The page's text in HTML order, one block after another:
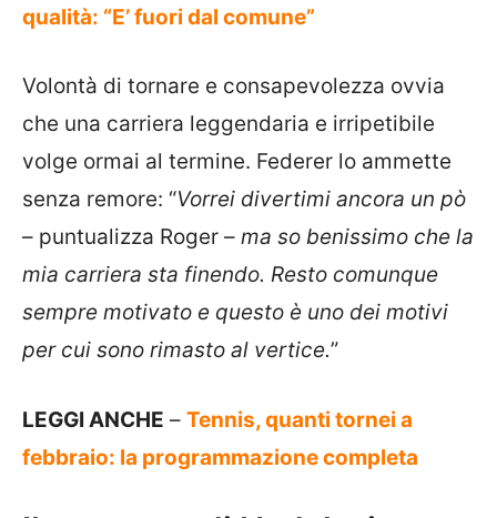
qualità: “E’ fuori dal comune”
Volontà di tornare e consapevolezza ovvia
che una carriera leggendaria e irripetibile
volge ormai al termine. Federer lo ammette
senza remore: “Vorrei divertimi ancora un pò
– puntualizza Roger – ma so benissimo che la
mia carriera sta finendo. Resto comunque
sempre motivato e questo è uno dei motivi
per cui sono rimasto al vertice.”
LEGGI ANCHE – Tennis, quanti tornei a
febbraio: la programmazione completa